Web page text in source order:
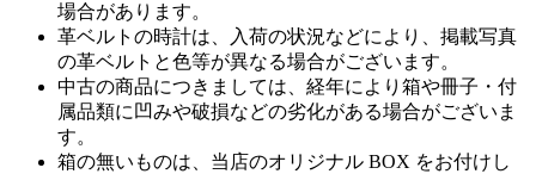
場合があります。
革ベルトの時計は、入荷の状況などにより、掲載写真
の革ベルトと色等が異なる場合がございます。
中古の商品につきましては、経年により箱や冊子・付
属品類に凹みや破損などの劣化がある場合がございま
す。
箱の無いものは、当店のオリジナル BOX をお付けし